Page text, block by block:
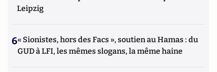
Leipzig
6« Sionistes, hors des Facs », soutien au Hamas : du
GUD à LFI, les mêmes slogans, la même haine